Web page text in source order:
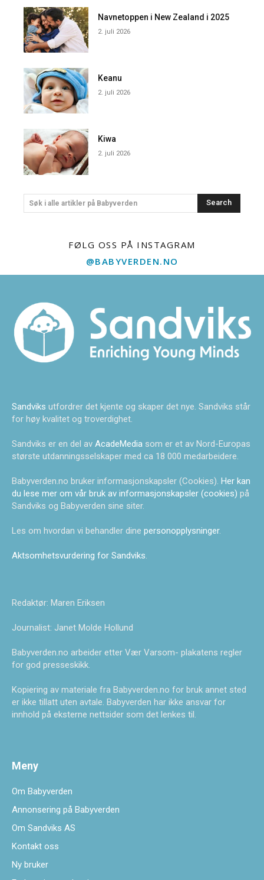
Navnetoppen i New Zealand i 2025
2. juli 2026
Keanu
2. juli 2026
Kiwa
2. juli 2026
Søk i alle artikler på Babyverden Search
FØLG OSS PÅ INSTAGRAM
@BABYVERDEN.NO
Sandviks utfordrer det kjente og skaper det nye. Sandviks står
for høy kvalitet og troverdighet.
Sandviks er en del av AcadeMedia som er et av Nord-Europas
største utdanningsselskaper med ca 18 000 medarbeidere.
Babyverden.no bruker informasjonskapsler (Cookies). Her kan
du lese mer om vår bruk av informasjonskapsler (cookies) på
Sandviks og Babyverden sine siter.
Les om hvordan vi behandler dine personopplysninger.
Aktsomhetsvurdering for Sandviks.
Redaktør: Maren Eriksen
Journalist: Janet Molde Hollund
Babyverden.no arbeider etter Vær Varsom- plakatens regler
for god presseskikk.
Kopiering av materiale fra Babyverden.no for bruk annet sted
er ikke tillatt uten avtale. Babyverden har ikke ansvar for
innhold på eksterne nettsider som det lenkes til.
Meny
Om Babyverden
Annonsering på Babyverden
Om Sandviks AS
Kontakt oss
Ny bruker